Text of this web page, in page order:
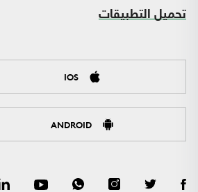
تحميل التطبيقات
IOS
ANDROID